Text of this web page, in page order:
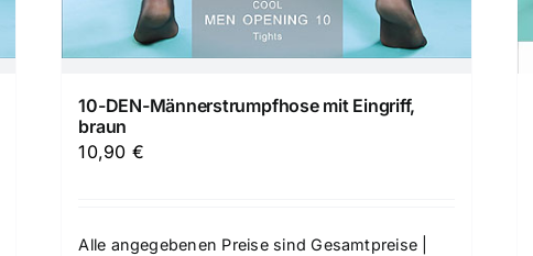
10-DEN-Männerstrumpfhose mit Eingriff,
braun
10,90 €
Alle angegebenen Preise sind Gesamtpreise |